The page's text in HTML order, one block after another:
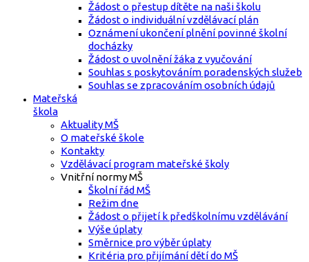
Žádost o přestup dítěte na naši školu
Žádost o individuální vzdělávací plán
Oznámení ukončení plnění povinné školní
docházky
Žádost o uvolnění žáka z vyučování
Souhlas s poskytováním poradenských služeb
Souhlas se zpracováním osobních údajů
Mateřská
škola
Aktuality MŠ
O mateřské škole
Kontakty
Vzdělávací program mateřské školy
Vnitřní normy MŠ
Školní řád MŠ
Režim dne
Žádost o přijetí k předškolnímu vzdělávání
Výše úplaty
Směrnice pro výběr úplaty
Kritéria pro přijímání dětí do MŠ